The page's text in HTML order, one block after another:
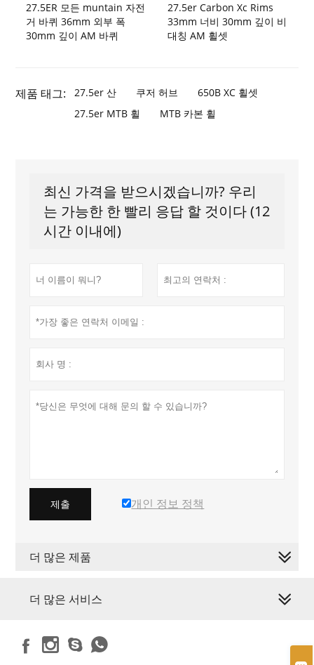
27.5ER 모든 muntain 자전
거 바퀴 36mm 외부 폭
30mm 깊이 AM 바퀴
27.5er Carbon Xc Rims
33mm 너비 30mm 깊이 비
대칭 AM 휠셋
제품 태그: 27.5er 산 쿠저 허브
650B XC 휠셋
27.5er MTB 휠
MTB 카본 휠
최신 가격을 받으시겠습니까? 우리
는 가능한 한 빨리 응답 할 것이다 (12
시간 이내에)
제출 개인 정보 정책
더 많은 제품
더 많은 서비스
   